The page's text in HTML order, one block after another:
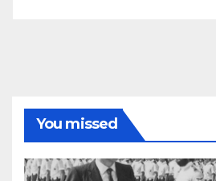
You missed